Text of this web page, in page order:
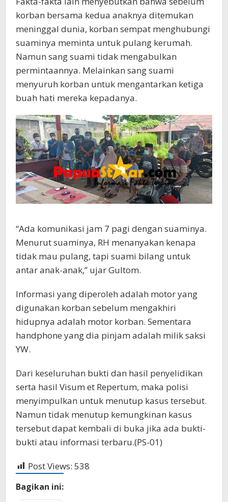
korban bersama kedua anaknya ditemukan
meninggal dunia, korban sempat menghubungi
suaminya meminta untuk pulang kerumah.
Namun sang suami tidak mengabulkan
permintaannya. Melainkan sang suami
menyuruh korban untuk mengantarkan ketiga
buah hati mereka kepadanya.
“Ada komunikasi jam 7 pagi dengan suaminya.
Menurut suaminya, RH menanyakan kenapa
tidak mau pulang, tapi suami bilang untuk
antar anak-anak,” ujar Gultom.
Informasi yang diperoleh adalah motor yang
digunakan korban sebelum mengakhiri
hidupnya adalah motor korban. Sementara
handphone yang dia pinjam adalah milik saksi
YW.
Dari keseluruhan bukti dan hasil penyelidikan
serta hasil Visum et Repertum, maka polisi
menyimpulkan untuk menutup kasus tersebut.
Namun tidak menutup kemungkinan kasus
tersebut dapat kembali di buka jika ada bukti-
bukti atau informasi terbaru.(PS-01)
Post Views: 538
Bagikan ini: